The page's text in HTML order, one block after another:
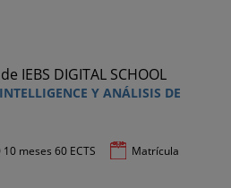
la clásica y termina
el cambio que quieres y
tus metas.
Y ANÁLISIS DE
10 meses 60 ECTS
Matrícula